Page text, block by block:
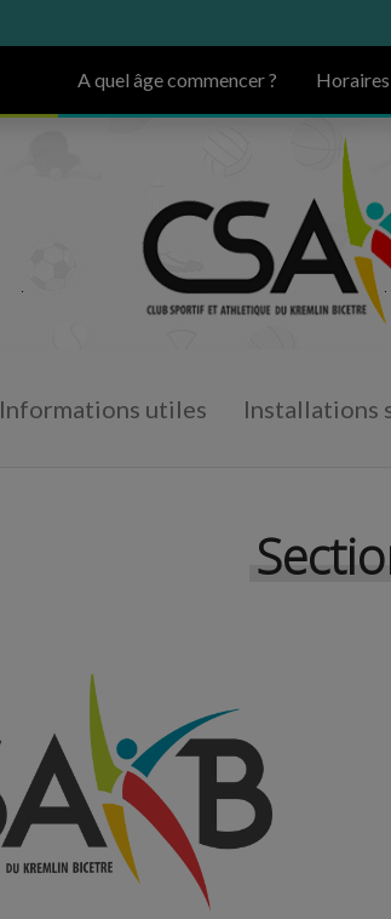
A quel âge commencer ?
Informations utiles Installations